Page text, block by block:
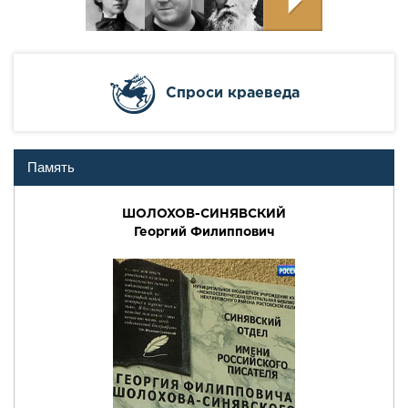
Cпроси краеведа
Память
ШОЛОХОВ-СИНЯВСКИЙ
Георгий Филиппович